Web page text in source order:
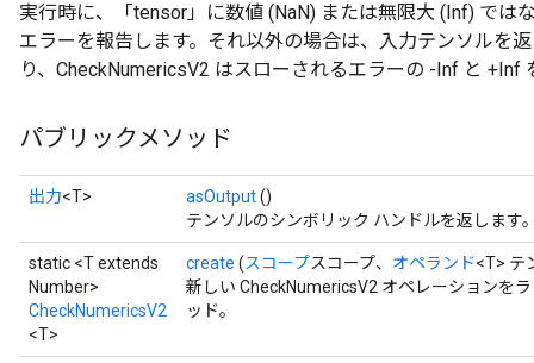
実行時に、「tensor」に数値 (NaN) または無限大 (Inf) では
エラーを報告します。それ以外の場合は、入力テンソルを
り、CheckNumericsV2 はスローされるエラーの -Inf と +Inf
パブリックメソッド
出力<T> asOutput()
テンソルのシンボリック ハンドルを返します
static <T extends
Number>
CheckNumericsV2
<T>
create (スコープスコープ、 オペランド<T> テ
新しい CheckNumericsV2 オペレーションを
ッド。